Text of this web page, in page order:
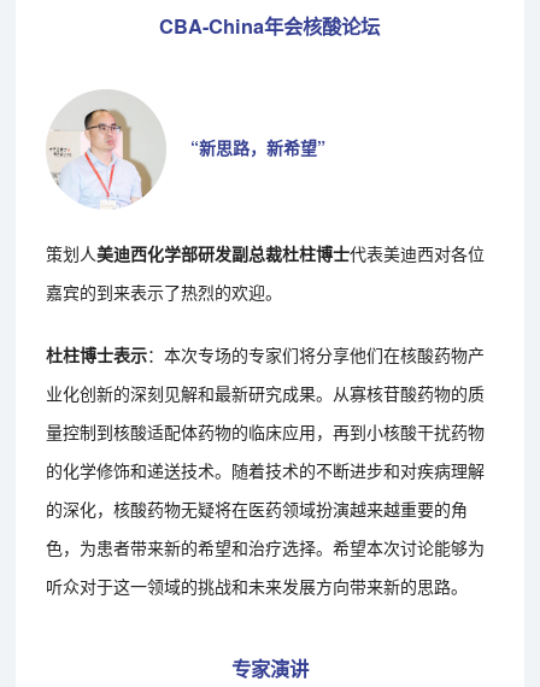
CBA-China年会核酸论坛
“新思路，新希望”
策划人美迪西化学部研发副总裁杜柱博士代表美迪西对各位
嘉宾的到来表示了热烈的欢迎。
杜柱博士表示：本次专场的专家们将分享他们在核酸药物产
业化创新的深刻见解和最新研究成果。从寡核苷酸药物的质
量控制到核酸适配体药物的临床应用，再到小核酸干扰药物
的化学修饰和递送技术。随着技术的不断进步和对疾病理解
的深化，核酸药物无疑将在医药领域扮演越来越重要的角
色，为患者带来新的希望和治疗选择。希望本次讨论能够为
听众对于这一领域的挑战和未来发展方向带来新的思路。
专家演讲